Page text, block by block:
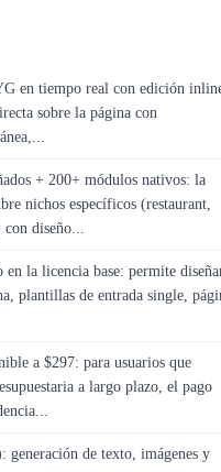
en tiempo real con edición
sobre la página con
+ 200+ módulos nativos: la
nichos específicos (restaurant,
diseño...
la licencia base: permite
plantillas de entrada single,
a $297: para usuarios que
a largo plazo, el pago
de texto, imágenes y